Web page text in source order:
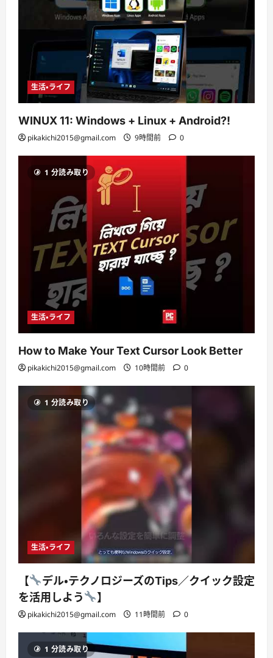
生活・ライフ
WINUX 11: Windows + Linux + Android?!
pikakichi2015@gmail.com 9時間前 0
1 分読み取り
生活・ライフ
How to Make Your Text Cursor Look Better
pikakichi2015@gmail.com 10時間前 0
1 分読み取り
生活・ライフ
【
デル・テクノロジーズのTips／クイック設定
を活用しよう
】
pikakichi2015@gmail.com 11時間前 0
1 分読み取り